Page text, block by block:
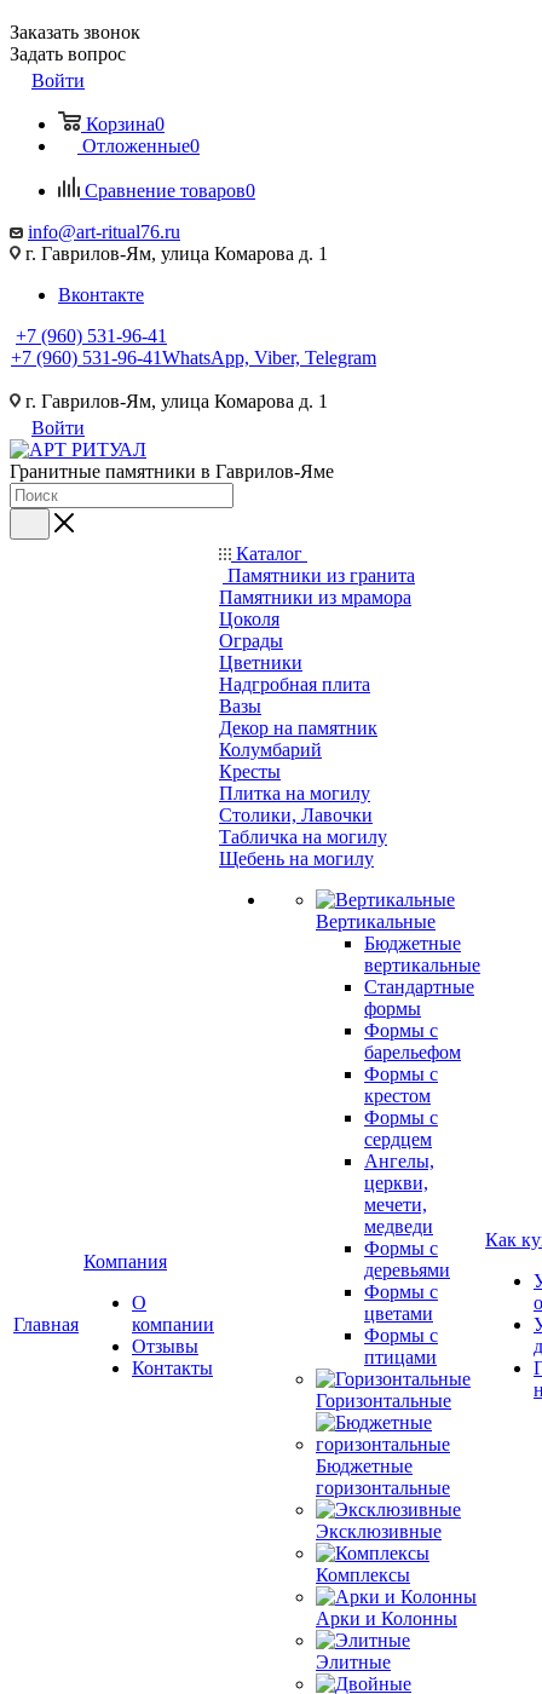
Заказать звонок
Задать вопрос
Войти
Корзина0
Отложенные0
Сравнение товаров0
info@art-ritual76.ru
г. Гаврилов-Ям, улица Комарова д. 1
Вконтакте
+7 (960) 531-96-41
+7 (960) 531-96-41WhatsApp, Viber, Telegram
г. Гаврилов-Ям, улица Комарова д. 1
Войти
Гранитные памятники в Гаврилов-Яме
Главная
Компания
О
компании
Отзывы
Контакты
Каталог
Памятники из гранита
Памятники из мрамора
Цоколя
Ограды
Цветники
Надгробная плита
Вазы
Декор на памятник
Колумбарий
Кресты
Плитка на могилу
Столики, Лавочки
Табличка на могилу
Щебень на могилу
Вертикальные
Бюджетные
вертикальные
Стандартные
формы
Формы с
барельефом
Формы с
крестом
Формы с
сердцем
Ангелы,
церкви,
мечети,
медведи
Формы с
деревьями
Формы с
цветами
Формы с
птицами
Горизонтальные
Бюджетные
горизонтальные
Эксклюзивные
Комплексы
Арки и Колонны
Элитные
Как